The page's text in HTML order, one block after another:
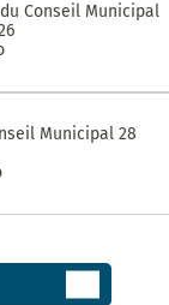
Conseil Municipal
Municipal 28